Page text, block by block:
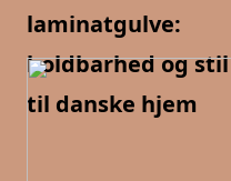
laminatgulve:
holdbarhed og stil
til danske hjem